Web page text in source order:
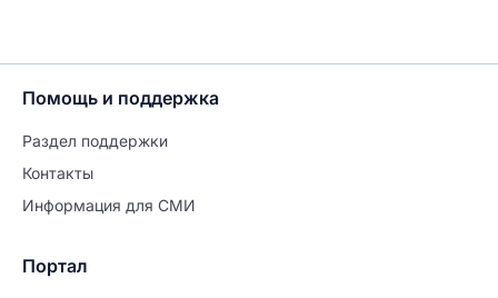
Помощь и поддержка
Раздел поддержки
Контакты
Информация для СМИ
Портал